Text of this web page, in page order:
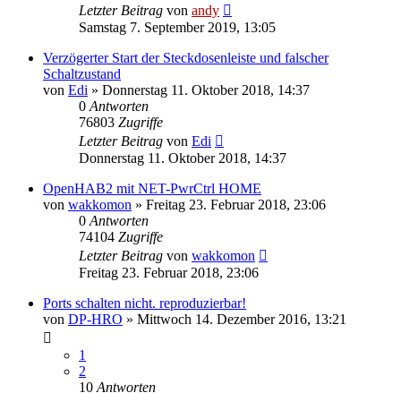
Letzter Beitrag von andy
Samstag 7. September 2019, 13:05
Verzögerter Start der Steckdosenleiste und falscher
Schaltzustand
von Edi » Donnerstag 11. Oktober 2018, 14:37
0 Antworten
76803 Zugriffe
Letzter Beitrag von Edi
Donnerstag 11. Oktober 2018, 14:37
OpenHAB2 mit NET-PwrCtrl HOME
von wakkomon » Freitag 23. Februar 2018, 23:06
0 Antworten
74104 Zugriffe
Letzter Beitrag von wakkomon
Freitag 23. Februar 2018, 23:06
Ports schalten nicht. reproduzierbar!
von DP-HRO » Mittwoch 14. Dezember 2016, 13:21
1
2
10 Antworten